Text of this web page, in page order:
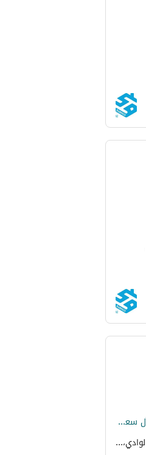
أرض للإيجار في شارع شارع الأمير سعود بن عبدالمحسن آل سعود, حي الوادي, مدينة حائل, منطقة حائل
شارع شارع الأمير سعود بن عبدالمحسن آل سعود، حي الوادي، حي مريفق، حائل